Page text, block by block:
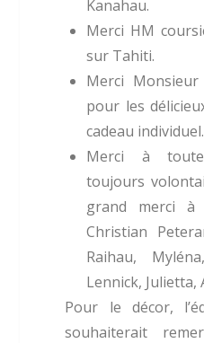
Kanahau.
Merci HM
sur Tahiti.
Merci
pour les
cadeau individuel.
Merci à
toujours
grand merci à
Christian
Raihau,
Lennick, Julietta,
Pour le décor,
souhaiterait